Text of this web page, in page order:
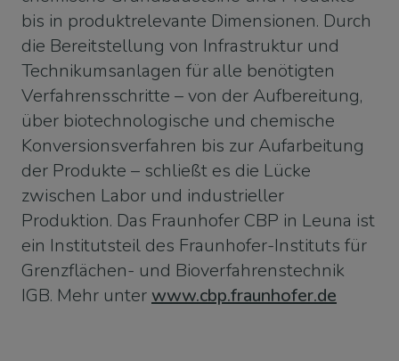
bis in produktrelevante Dimensionen. Durch
die Bereitstellung von Infrastruktur und
Technikumsanlagen für alle benötigten
Verfahrensschritte – von der Aufbereitung,
über biotechnologische und chemische
Konversionsverfahren bis zur Aufarbeitung
der Produkte – schließt es die Lücke
zwischen Labor und industrieller
Produktion. Das Fraunhofer CBP in Leuna ist
ein Institutsteil des Fraunhofer-Instituts für
Grenzflächen- und Bioverfahrenstechnik
IGB. Mehr unter www.cbp.fraunhofer.de